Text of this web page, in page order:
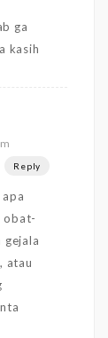
ga
kasih
Reply
obat-
gejala
atau